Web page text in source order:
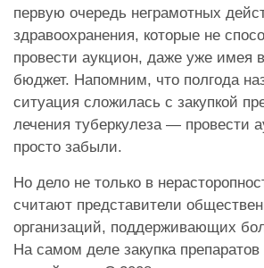
первую очередь неграмотных
здравоохранения, которые не
провести аукцион, даже уже имея
бюджет. Напомним, что полгода
ситуация сложилась с закупкой
лечения туберкулеза — провести
просто забыли.
Но дело не только в
считают представители
организаций, поддерживающих
На самом деле закупка